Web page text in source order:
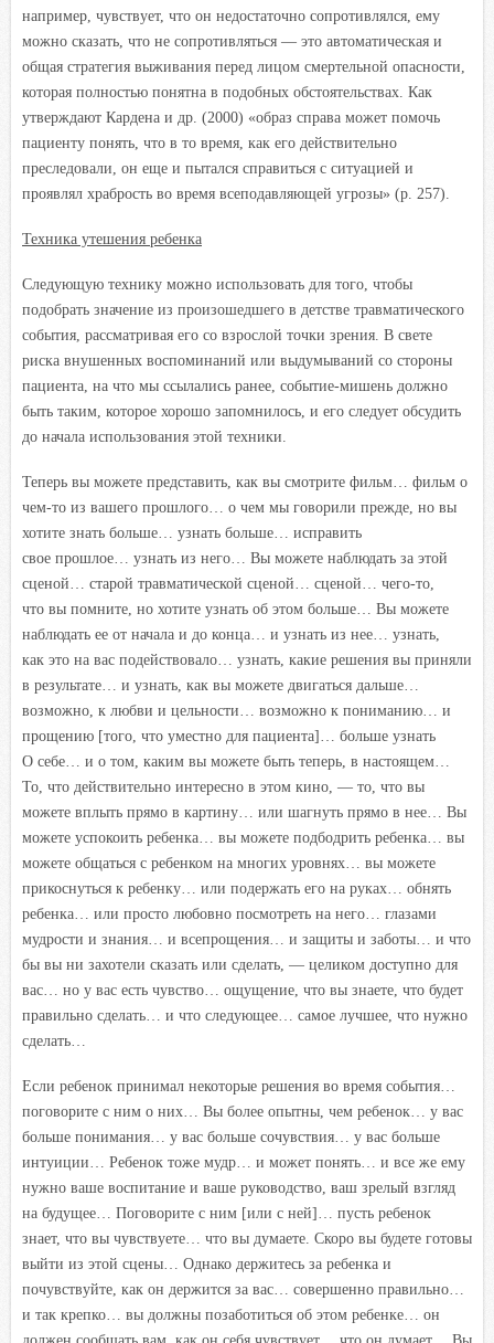
например, чувствует, что он недостаточно сопротивлялся, ему
можно сказать, что не сопротивляться — это автоматическая и
общая стратегия выживания перед лицом смертельной опасности,
которая полностью понятна в подобных обстоятельствах. Как
утверждают Кардена и др. (2000) «образ справа может помочь
пациенту понять, что в то время, как его действительно
преследовали, он еще и пытался справиться с ситуацией и
проявлял храбрость во время всеподавляющей угрозы» (р. 257).
Техника утешения ребенка
Следующую технику можно использовать для того, чтобы
подобрать значение из произошедшего в детстве травматического
события, рассматривая его со взрослой точки зрения. В свете
риска внушенных воспоминаний или выдумываний со стороны
пациента, на что мы ссылались ранее, событие-мишень должно
быть таким, которое хорошо запомнилось, и его следует обсудить
до начала использования этой техники.
Теперь вы можете представить, как вы смотрите фильм… фильм о
чем-то из вашего прошлого… о чем мы говорили прежде, но вы
хотите знать больше… узнать больше… исправить
свое прошлое… узнать из него… Вы можете наблюдать за этой
сценой… старой травматической сценой… сценой… чего-то,
что вы помните, но хотите узнать об этом больше… Вы можете
наблюдать ее от начала и до конца… и узнать из нее… узнать,
как это на вас подействовало… узнать, какие решения вы приняли
в результате… и узнать, как вы можете двигаться дальше…
возможно, к любви и цельности… возможно к пониманию… и
прощению [того, что уместно для пациента]… больше узнать
О себе… и о том, каким вы можете быть теперь, в настоящем…
То, что действительно интересно в этом кино, — то, что вы
можете вплыть прямо в картину… или шагнуть прямо в нее… Вы
можете успокоить ребенка… вы можете подбодрить ребенка… вы
можете общаться с ребенком на многих уровнях… вы можете
прикоснуться к ребенку… или подержать его на руках… обнять
ребенка… или просто любовно посмотреть на него… глазами
мудрости и знания… и всепрощения… и защиты и заботы… и что
бы вы ни захотели сказать или сделать, — целиком доступно для
вас… но у вас есть чувство… ощущение, что вы знаете, что будет
правильно сделать… и что следующее… самое лучшее, что нужно
сделать…
Если ребенок принимал некоторые решения во время события…
поговорите с ним о них… Вы более опытны, чем ребенок… у вас
больше понимания… у вас больше сочувствия… у вас больше
интуиции… Ребенок тоже мудр… и может понять… и все же ему
нужно ваше воспитание и ваше руководство, ваш зрелый взгляд
на будущее… Поговорите с ним [или с ней]… пусть ребенок
знает, что вы чувствуете… что вы думаете. Скоро вы будете готовы
выйти из этой сцены… Однако держитесь за ребенка и
почувствуйте, как он держится за вас… совершенно правильно…
и так крепко… вы должны позаботиться об этом ребенке… он